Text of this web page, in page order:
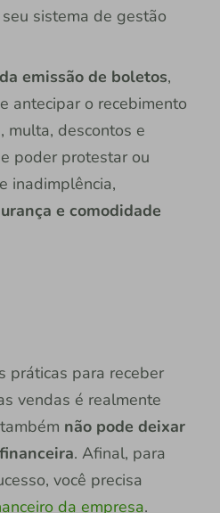
sistema de gestão
emissão de boletos,
antecipar o recebimento
multa, descontos e
poder protestar ou
inadimplência,
e comodidade
práticas para receber
vendas é realmente
não pode deixar
. Afinal, para
você precisa
da empresa.